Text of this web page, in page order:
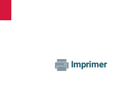
Imprimer